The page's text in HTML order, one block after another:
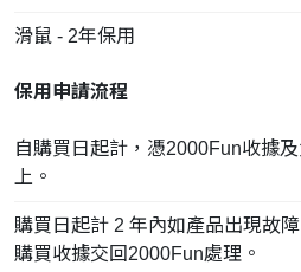
滑鼠 - 2年保用
保用申請流程
自購買日起計，憑2000Fun收據
上。
購買日起計 2 年內如產品出現故
購買收據交回2000Fun處理。